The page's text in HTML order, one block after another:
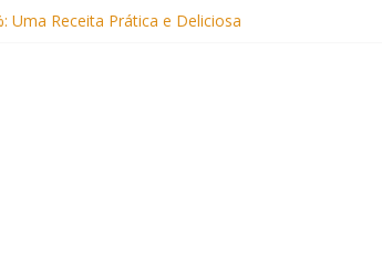
Uma Receita Prática e Deliciosa
e Boa para o Intestino
Alulose)
(Sem Forno, Fácil e Fofinho)